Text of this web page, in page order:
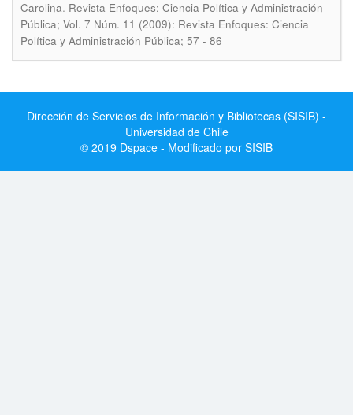
Carolina. Revista Enfoques: Ciencia Política y Administración
Pública; Vol. 7 Núm. 11 (2009): Revista Enfoques: Ciencia
Política y Administración Pública; 57 - 86
Dirección de Servicios de Información y Bibliotecas (SISIB) -
Universidad de Chile
© 2019 Dspace - Modificado por SISIB